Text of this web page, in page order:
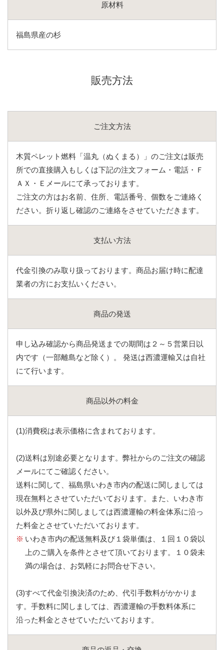
原材料
福島県産の杉
販売方法
ご注文方法
木質ペレット燃料「温丸（ぬくまる）」のご注文は販売
所での直接購入もしくは下記の注文フォーム・電話・Ｆ
ＡＸ・Ｅメールにて承っております。
ご注文の方はお名前、住所、電話番号、個数をご連絡く
ださい。折り返し確認のご連絡をさせていただきます。
支払い方法
代金引換のみ取り扱っております。商品お届け時に配達
業者の方にお支払いください。
商品の発送
申し込み確認から商品発送までの期間は２～５営業日以
内です（一部離島など除く）。 発送は西濃運輸又は自社
にて行います。
商品以外の料金
(1)消費税は表示価格に含まれております。
(2)送料は別途必要となります。弊社からのご注文の確認
メールにてご確認ください。
送料に関して、福島県いわき市内の配送に関しましては
現在無料とさせていただいております。また、いわき市
以外及び県外に関しましては西濃運輸の料金体系に沿っ
た料金とさせていただいております。
いわき市内の配送無料及び１袋単価は、１回１０袋以
上のご購入を条件とさせて頂いております。１０袋未
満の場合は、お気軽にお問合せ下さい。
(3)すべて代金引換決済のため、代引手数料がかかりま
す。手数料に関しましては、西濃運輸の手数料体系に
沿った料金とさせていただいております。